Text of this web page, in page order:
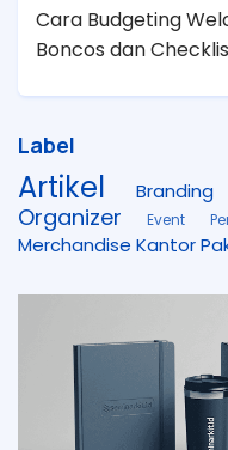
Cara Budgeting
Boncos dan
Label
Artikel Branding
Organizer
Event
Merchandise Kantor